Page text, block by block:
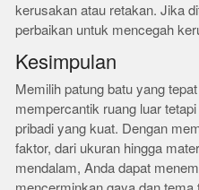
kerusakan atau retakan. Jika
perbaikan untuk mencegah
Kesimpulan
Memilih patung batu yang
mempercantik ruang luar
pribadi yang kuat. Dengan
faktor, dari ukuran hingga
mendalam, Anda dapat